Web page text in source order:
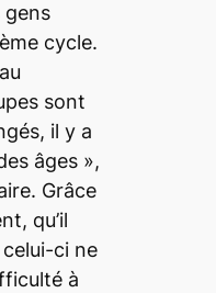
gens
cycle.
sont
il y a
âges »,
Grâce
qu’il
ci ne
à